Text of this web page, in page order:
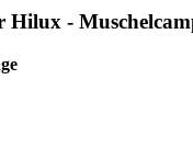
Hilux -